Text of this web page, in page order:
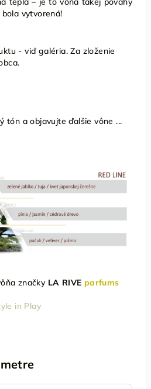
vytvorená!
- viď galéria. Za zloženie
tón a objavujte ďalšie vône ...
značky LA RIVE parfums
in Play